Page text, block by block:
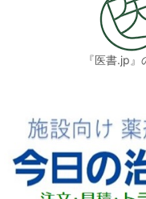
『医書.jp